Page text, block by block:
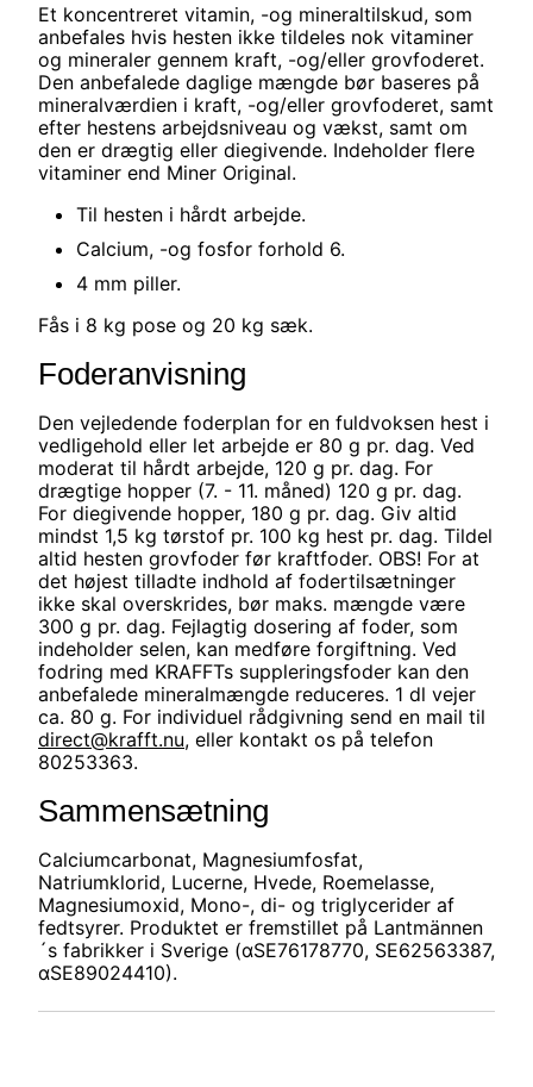
Et koncentreret vitamin, -og mineraltilskud, som
anbefales hvis hesten ikke tildeles nok vitaminer
og mineraler gennem kraft, -og/eller grovfoderet.
Den anbefalede daglige mængde bør baseres på
mineralværdien i kraft, -og/eller grovfoderet, samt
efter hestens arbejdsniveau og vækst, samt om
den er drægtig eller diegivende. Indeholder flere
vitaminer end Miner Original.
Til hesten i hårdt arbejde.
Calcium, -og fosfor forhold 6.
4 mm piller.
Fås i 8 kg pose og 20 kg sæk.
Foderanvisning
Den vejledende foderplan for en fuldvoksen hest i
vedligehold eller let arbejde er 80 g pr. dag. Ved
moderat til hårdt arbejde, 120 g pr. dag. For
drægtige hopper (7. - 11. måned) 120 g pr. dag.
For diegivende hopper, 180 g pr. dag. Giv altid
mindst 1,5 kg tørstof pr. 100 kg hest pr. dag. Tildel
altid hesten grovfoder før kraftfoder. OBS! For at
det højest tilladte indhold af fodertilsætninger
ikke skal overskrides, bør maks. mængde være
300 g pr. dag. Fejlagtig dosering af foder, som
indeholder selen, kan medføre forgiftning. Ved
fodring med KRAFFTs suppleringsfoder kan den
anbefalede mineralmængde reduceres. 1 dl vejer
ca. 80 g. For individuel rådgivning send en mail til
direct@krafft.nu, eller kontakt os på telefon
80253363.
Sammensætning
Calciumcarbonat, Magnesiumfosfat,
Natriumklorid, Lucerne, Hvede, Roemelasse,
Magnesiumoxid, Mono-, di- og triglycerider af
fedtsyrer. Produktet er fremstillet på Lantmännen
´s fabrikker i Sverige (αSE76178770, SE62563387,
αSE89024410).